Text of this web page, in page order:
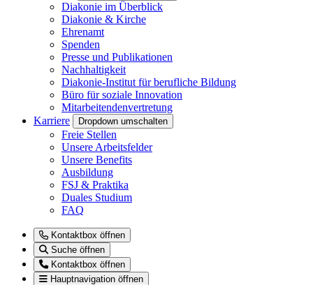
Diakonie im Überblick
Diakonie & Kirche
Ehrenamt
Spenden
Presse und Publikationen
Nachhaltigkeit
Diakonie-Institut für berufliche Bildung
Büro für soziale Innovation
Mitarbeitendenvertretung
Karriere
Dropdown umschalten
Freie Stellen
Unsere Arbeitsfelder
Unsere Benefits
Ausbildung
FSJ & Praktika
Duales Studium
FAQ
Kontaktbox öffnen
Suche öffnen
Kontaktbox öffnen
Hauptnavigation öffnen